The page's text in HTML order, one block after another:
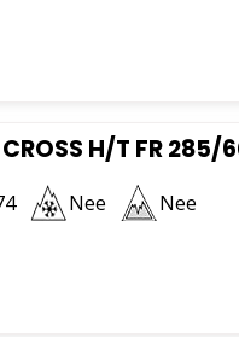
H/T FR 285/
Nee Nee